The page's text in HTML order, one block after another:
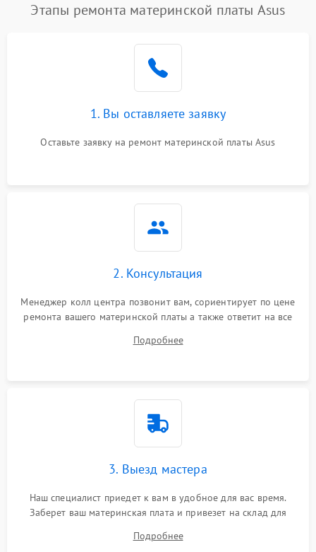
Этапы ремонта материнской платы Asus
1. Вы оставляете заявку
Оставьте заявку на ремонт материнской платы Asus
2. Консультация
Менеджер колл центра позвонит вам, сориентирует по цене
ремонта вашего материнской платы а также ответит на все
Подробнее
3. Выезд мастера
Наш специалист приедет к вам в удобное для вас время.
Заберет ваш материнская плата и привезет на склад для
Подробнее